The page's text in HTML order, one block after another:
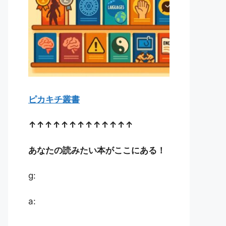
ピカキチ叢書
↑↑↑↑↑↑↑↑↑↑↑↑↑
あなたの読みたい本がここにある！
g:
a: